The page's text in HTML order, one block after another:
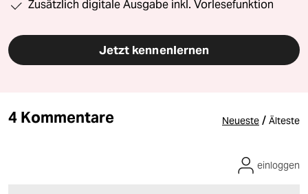
Zusätzlich digitale Ausgabe inkl. Vorlesefunktion
Jetzt kennenlernen
4 Kommentare Neueste / Älteste
einloggen